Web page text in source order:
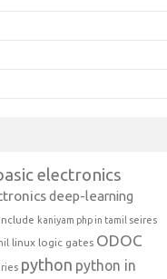
electronics
deep-learning
include kaniyam php in tamil seires
linux logic gates ODOC
python python in